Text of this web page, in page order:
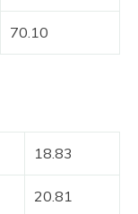
70.10
18.83
20.81